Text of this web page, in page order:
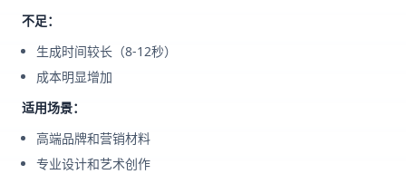
不足：
生成时间较长（8-12秒）
成本明显增加
适用场景：
高端品牌和营销材料
专业设计和艺术创作